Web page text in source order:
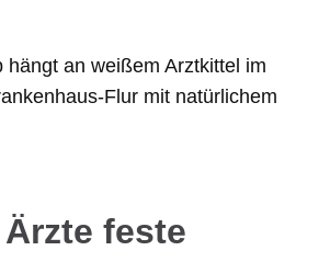
feste